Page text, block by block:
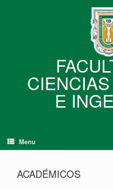
E
Menu
ACADÉMICOS